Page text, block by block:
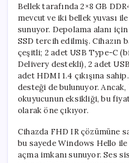
Bellek tarafında 2×8 GB
mevcut ve iki bellek yuvası
sunuyor. Depolama alanı
SSD tercih edilmiş. Cihazın
çeşitli; 2 adet USB Type-C
Delivery destekli), 2 adet
adet HDMI 1.4 çıkışına
desteği de bulunuyor. Ancak,
okuyucunun eksikliği, bu
olarak öne çıkıyor.
Cihazda FHD IR çözümüne
bu sayede Windows Hello
açma imkanı sunuyor. Ses